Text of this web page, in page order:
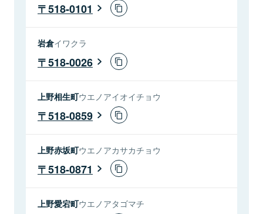
518-0101
岩倉イワクラ
518-0026
上野相生町ウエノアイオイチョウ
518-0859
上野赤坂町ウエノアカサカチョウ
518-0871
上野愛宕町ウエノアタゴマチ